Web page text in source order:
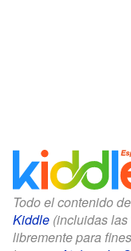
Todo el contenido
Kiddle (incluidas
libremente para